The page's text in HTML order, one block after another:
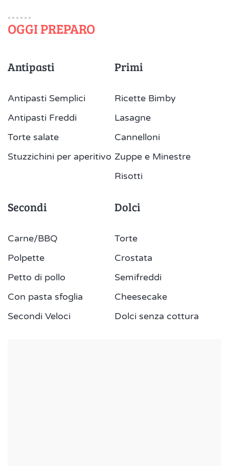
OGGI PREPARO
Antipasti
Antipasti Semplici
Antipasti Freddi
Torte salate
Stuzzichini per aperitivo
Primi
Ricette Bimby
Lasagne
Cannelloni
Zuppe e Minestre
Risotti
Secondi
Carne/BBQ
Polpette
Petto di pollo
Con pasta sfoglia
Secondi Veloci
Dolci
Torte
Crostata
Semifreddi
Cheesecake
Dolci senza cottura